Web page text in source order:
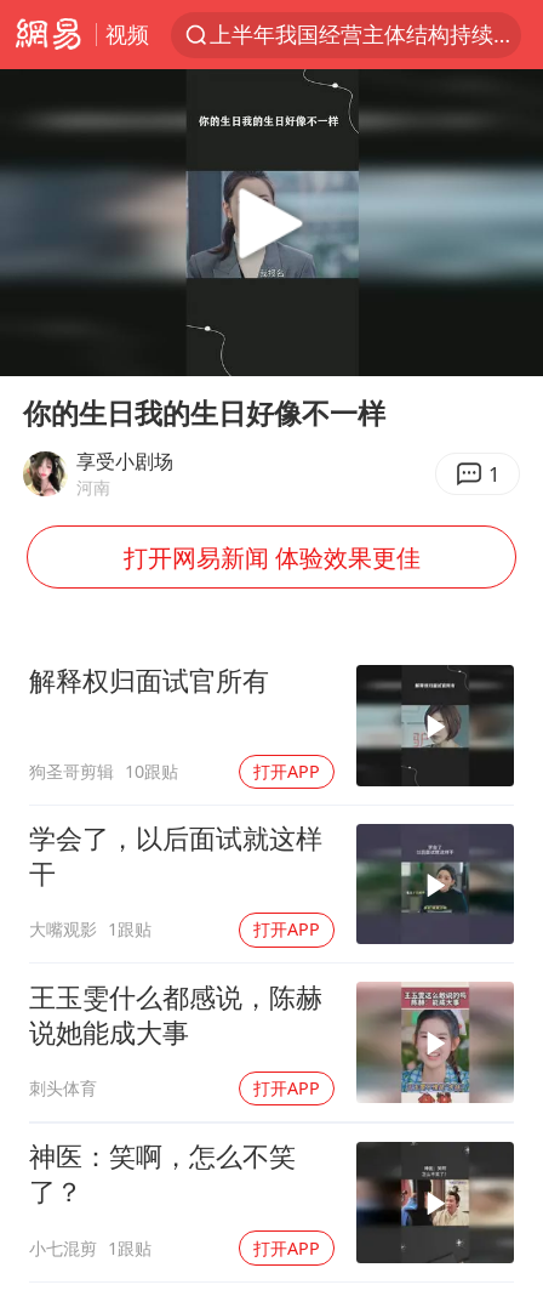
视频
上半年我国经营主体结构持续优化
白海豚将给京津冀带来大暴雨
刘嘉玲晒与周星驰合照
《披荆斩棘2026》阵容官宣
上海有出现龙卷潜势
国足U17与阿森纳决赛取消 并列冠军
王艺迪无缘横滨赛决赛
以军士兵把枪口对准中国记者
上门女婿出轨女邻居多年被判重婚罪
《龙餐馆》 冲奖
笔试第一被劝弃考涉事副校长被撤职
奋力开创中国式现代化建设新局面
Play
你的生日我的生日好像不一样
享受小剧场
河南 1
打开网易新闻 体验效果更佳
解释权归面试官所有
狗圣哥剪辑 10跟贴 打开APP
学会了，以后面试就这样
干
大嘴观影 1跟贴 打开APP
王玉雯什么都感说，陈赫
说她能成大事
刺头体育 打开APP
神医：笑啊，怎么不笑
了？
小七混剪 1跟贴 打开APP